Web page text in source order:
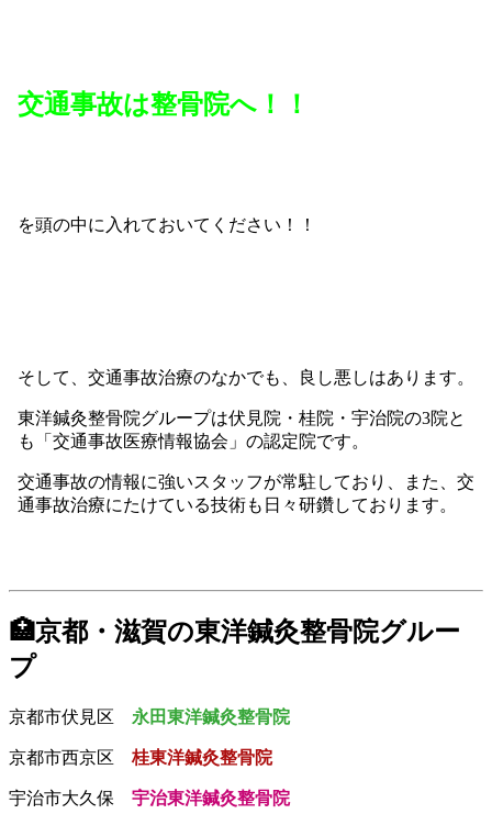
交通事故は整骨院へ！！
を頭の中に入れておいてください！！
そして、交通事故治療のなかでも、良し悪しはあります。
東洋鍼灸整骨院グループは伏見院・桂院・宇治院の3院と
も「交通事故医療情報協会」の認定院です。
交通事故の情報に強いスタッフが常駐しており、また、交
通事故治療にたけている技術も日々研鑽しております。
🏥京都・滋賀の東洋鍼灸整骨院グルー
プ
京都市伏見区 永田東洋鍼灸整骨院
京都市西京区 桂東洋鍼灸整骨院
宇治市大久保 宇治東洋鍼灸整骨院